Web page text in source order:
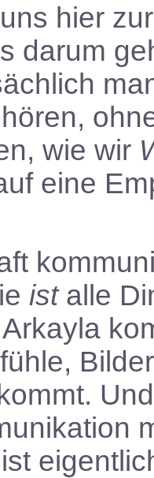
hier
darum
wie wir
eine
istalle